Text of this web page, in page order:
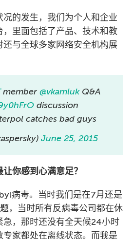
的发生，我们为个人和企业
，里面包括了产品、技术和教
与全球多家网络安全机构展
member @vkamlukQ&A
discussion
catches bad guys
June 25, 2015
你感到心满意足？
病毒。当时我们是在7月还是
，当时所有反病毒公司都在休
急，那时还没有全天候24小时
家都处在离线状态。而我是